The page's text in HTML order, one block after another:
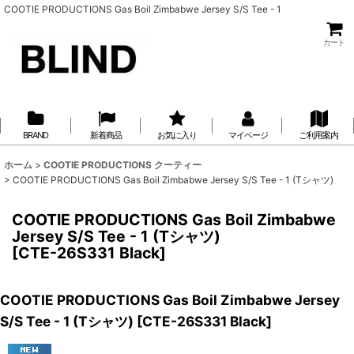
COOTIE PRODUCTIONS Gas Boil Zimbabwe Jersey S/S Tee - 1
カート
BRAND 新着商品 お気に入り マイページ ご利用案内
ホーム > COOTIE PRODUCTIONS クーティー
> COOTIE PRODUCTIONS Gas Boil Zimbabwe Jersey S/S Tee - 1 (Tシャツ)
COOTIE PRODUCTIONS Gas Boil Zimbabwe
Jersey S/S Tee - 1 (Tシャツ)
[CTE-26S331 Black]
COOTIE PRODUCTIONS Gas Boil Zimbabwe Jersey
S/S Tee - 1 (Tシャツ) [CTE-26S331 Black]